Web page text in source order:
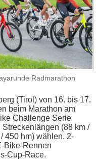
Radmarathon
(Tirol) von 16. bis 17.
beim Marathon am
Challenge Serie
(88 km /
450 hm) wählen. 2-
Bike-Rennen
Cup-Race.